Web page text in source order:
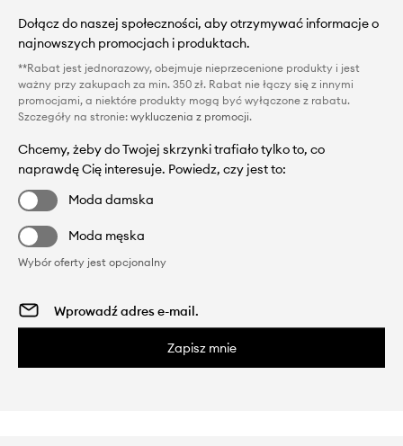
Dołącz do naszej społeczności, aby otrzymywać informacje o
najnowszych promocjach i produktach.
**Rabat jest jednorazowy, obejmuje nieprzecenione produkty i jest
ważny przy zakupach za min. 350 zł. Rabat nie łączy się z innymi
promocjami, a niektóre produkty mogą być wyłączone z rabatu.
Szczegóły na stronie: wykluczenia z promocji.
Chcemy, żeby do Twojej skrzynki trafiało tylko to, co
naprawdę Cię interesuje. Powiedz, czy jest to:
Moda damska
Moda męska
Wybór oferty jest opcjonalny
Zapisz mnie